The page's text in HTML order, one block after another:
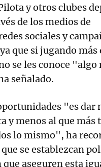
y otros clubes
de los medios de
sociales y
que si jugando más
se les conoce "algo
señalado.
"es dar
y menos al que más
lo mismo", ha
se establezcan
aseguren esta